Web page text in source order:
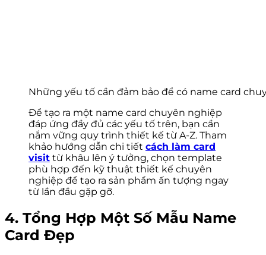
Những yếu tố cần đảm bảo để có name card
Để tạo ra một name card chuyên nghiệp
đáp ứng đầy đủ các yếu tố trên, bạn cần
nắm vững quy trình thiết kế từ A-Z. Tham
khảo hướng dẫn chi tiết cách làm card
visit từ khâu lên ý tưởng, chọn template
phù hợp đến kỹ thuật thiết kế chuyên
nghiệp để tạo ra sản phẩm ấn tượng ngay
từ lần đầu gặp gỡ.
4. Tổng Hợp Một Số Mẫu Name
Card Đẹp